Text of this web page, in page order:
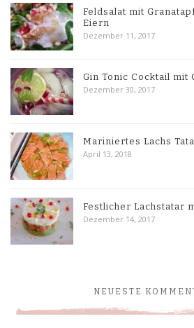
Feldsalat mit
Eiern
Dezember 11, 2017
Gin Tonic Cocktail mit
Dezember 30, 2017
Mariniertes Lachs
April 13, 2018
Festlicher Lachstatar
Dezember 14, 2017
NEUESTE